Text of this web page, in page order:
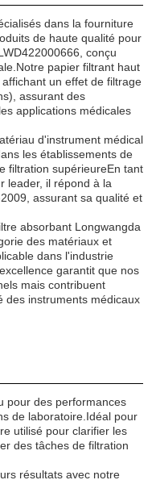
dans la fourniture
de haute qualité pour
conçu
papier filtrant haut
un effet de filtrage
assurant des
applications médicales
d'instrument médical
les établissements de
filtration supérieureEn tant
leader, il répond à la
assurant sa qualité et
absorbant Longwangda
des matériaux et
dans l'industrie
garantit que nos
mais contribuent
des instruments médicaux
pour des performances
de laboratoire.Idéal pour
utilisé pour clarifier les
des tâches de filtration
résultats avec notre